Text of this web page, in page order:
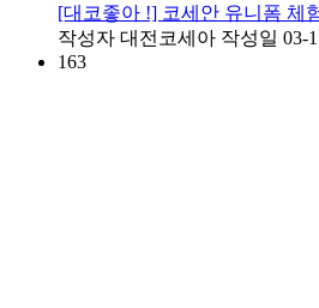
[대코좋아 !] 코세안 유니폼 체
작성자 대전코세아 작성일 03-
163